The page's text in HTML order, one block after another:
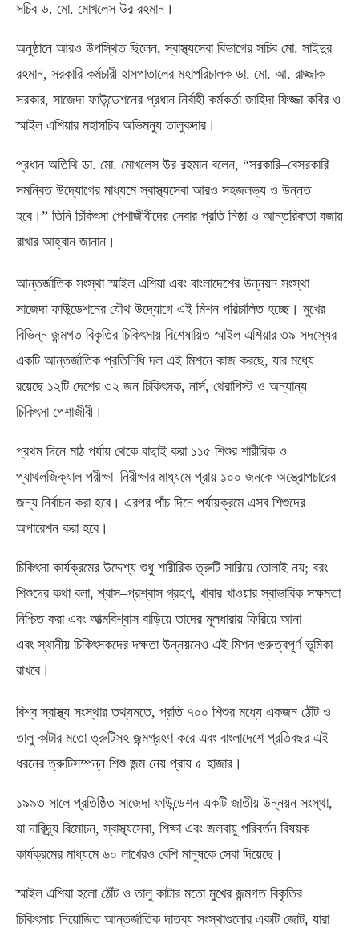
সচিব ড. মো. মোখলেস উর রহমান।
অনুষ্ঠানে আরও উপস্থিত ছিলেন,স্বাস্থ্যসেবা বিভাগের সচিব মো. সাইদুর
রহমান, সরকারি কর্মচারী হাসপাতালের মহাপরিচালক ডা. মো. আ. রাজ্জাক
সরকার, সাজেদা ফাউন্ডেশনের প্রধান নির্বাহী কর্মকর্তা জাহিদা ফিজ্জা কবির ও
স্মাইল এশিয়ার মহাসচিব অভিমন্যু তালুকদার।
প্রধান অতিথি ডা. মো. মোখলেস উর রহমান বলেন, “সরকারি–বেসরকারি
সমন্বিত উদ্যোগের মাধ্যমে স্বাস্থ্যসেবা আরও সহজলভ্য ও উন্নত
হবে।” তিনি চিকিৎসা পেশাজীবীদের সেবার প্রতি নিষ্ঠা ও আন্তরিকতা বজায়
রাখার আহ্বান জানান।
আন্তর্জাতিক সংস্থা স্মাইল এশিয়া এবং বাংলাদেশের উন্নয়ন সংস্থা
সাজেদা ফাউন্ডেশনের যৌথ উদ্যোগে এই মিশন পরিচালিত হচ্ছে। মুখের
বিভিন্ন জন্মগত বিকৃতির চিকিৎসায় বিশেষায়িত স্মাইল এশিয়ার ৩৯ সদস্যের
একটি আন্তর্জাতিক প্রতিনিধি দল এই মিশনে কাজ করছে, যার মধ্যে
রয়েছে ১২টি দেশের ৩২ জন চিকিৎসক, নার্স, থেরাপিস্ট ও অন্যান্য
চিকিৎসা পেশাজীবী।
প্রথম দিনে মাঠ পর্যায় থেকে বাছাই করা ১১৫ শিশুর শারীরিক ও
প্যাথলজিক্যাল পরীক্ষা–নিরীক্ষার মাধ্যমে প্রায় ১০০ জনকে অস্ত্রোপচারের
জন্য নির্বাচন করা হবে। এরপর পাঁচ দিনে পর্যায়ক্রমে এসব শিশুদের
অপারেশন করা হবে।
চিকিৎসা কার্যক্রমের উদ্দেশ্য শুধু শারীরিক ত্রুটি সারিয়ে তোলাই নয়; বরং
শিশুদের কথা বলা,শ্বাস–প্রশ্বাস গ্রহণ, খাবার খাওয়ার স্বাভাবিক সক্ষমতা
নিশ্চিত করা এবং আত্মবিশ্বাস বাড়িয়ে তাদের মূলধারায় ফিরিয়ে আনা
এবং স্থানীয় চিকিৎসকদের দক্ষতা উন্নয়নেও এই মিশন গুরুত্বপূর্ণ ভূমিকা
রাখবে।
বিশ্ব স্বাস্থ্য সংস্থার তথ্যমতে, প্রতি ৭০০ শিশুর মধ্যে একজন ঠোঁট ও
তালু কাটার মতো ত্রুটিসহ জন্মগ্রহণ করে এবং বাংলাদেশে প্রতিবছর এই
ধরনের ত্রুটিসম্পন্ন শিশু জন্ম নেয় প্রায় ৫ হাজার।
১৯৯৩ সালে প্রতিষ্ঠিত সাজেদা ফাউন্ডেশন একটি জাতীয় উন্নয়ন সংস্থা,
যা দারিদ্র্য বিমোচন,স্বাস্থ্যসেবা, শিক্ষা এবং জলবায়ু পরিবর্তন বিষয়ক
কার্যক্রমের মাধ্যমে ৬০ লাখেরও বেশি মানুষকে সেবা দিয়েছে।
স্মাইল এশিয়া হলো ঠোঁট ও তালু কাটার মতো মুখের জন্মগত বিকৃতির
চিকিৎসায় নিয়োজিত আন্তর্জাতিক দাতব্য সংস্থাগুলোর একটি জোট, যারা